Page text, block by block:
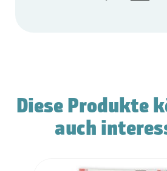
Diese Produkte
auch